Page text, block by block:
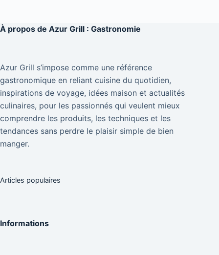
À propos de Azur Grill : Gastronomie
Azur Grill s’impose comme une référence
gastronomique en reliant cuisine du quotidien,
inspirations de voyage, idées maison et actualités
culinaires, pour les passionnés qui veulent mieux
comprendre les produits, les techniques et les
tendances sans perdre le plaisir simple de bien
manger.
Articles populaires
Informations